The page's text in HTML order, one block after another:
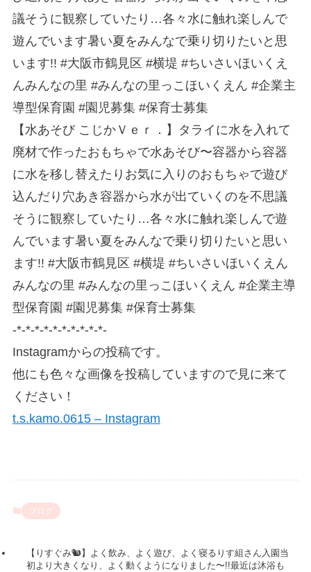
【水あそび こじかＶｅｒ．】⁡タライに水を入れて
廃材で作ったおもちゃで水あそび〜⁡容器から容器
に水を移し替えたりお気に入りのおもちゃで遊び
込んだり穴あき容器から水が出ていくのを不思議
そうに観察していたり…各々水に触れ楽しんで遊
んでいます⁡暑い夏をみんなで乗り切りたいと思い
ます!!⁡⁡ #大阪市鶴見区 #横堤 #ちいさいほいくえん
みんなの里 #みんなの里っこほいくえん #企業主導
型保育園 #園児募集 #保育士募集
-*-*-*-*-*-*-*-*-*-*-
Instagramからの投稿です。
他にも色々な画像を投稿していますので見に来て
ください！
t.s.kamo.0615 – Instagram
ブログ
【りすぐみ🐿】よく飲み、よく遊び、よく寝るりす組さん入園当
初より大きくなり、よく動くようになりました〜!!最近は沐浴も